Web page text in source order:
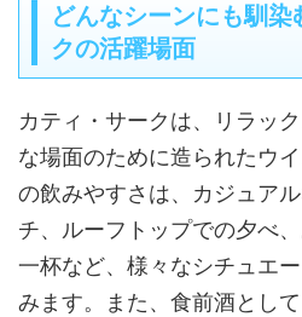
どんなシーンにも馴
クの活躍場面
カティ・サークは、リラッ
な場面のために造られたウ
の飲みやすさは、カジュア
チ、ルーフトップでの夕べ
一杯など、様々なシチュエ
みます。また、食前酒とし